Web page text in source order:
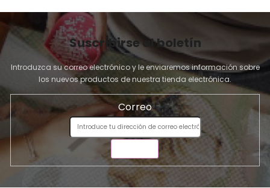
Suscribirse al boletín
Introduzca su correo electrónico y le enviaremos información sobre
los nuevos productos de nuestra tienda electrónica.
Correo